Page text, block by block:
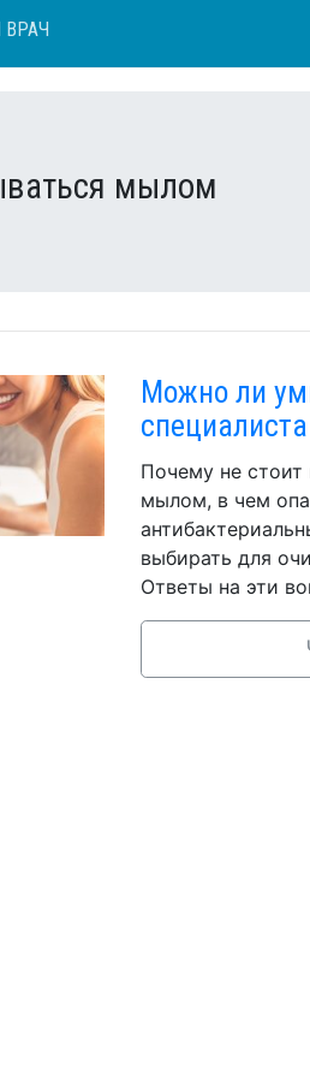
мылом
Можно ли
специалиста
Почему не
мылом, в чем
выбирать для
Ответы на эти